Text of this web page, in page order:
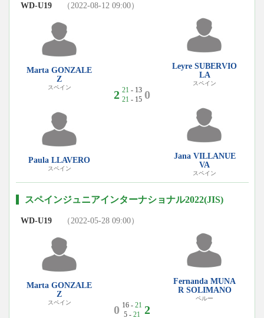
WD-U19 （2022-08-12 09:00）
Marta GONZALE
Z
スペイン
Paula LLAVERO
スペイン
2 21 - 13
21 - 15 0
Leyre SUBERVIO
LA
スペイン
Jana VILLANUE
VA
スペイン
スペインジュニアインターナショナル2022(JIS)
WD-U19 （2022-05-28 09:00）
Marta GONZALE
Z
スペイン
0 16 - 21
5 - 21 2
Fernanda MUNA
R SOLIMANO
ペルー